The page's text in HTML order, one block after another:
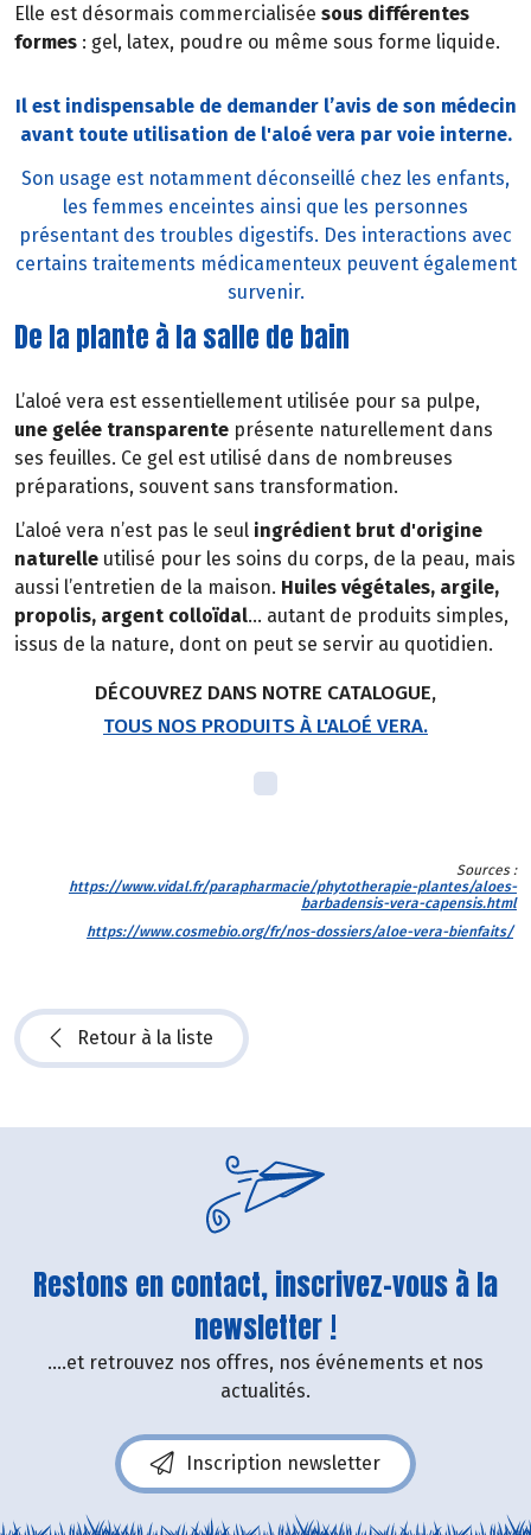
Elle est désormais commercialisée sous différentes
formes : gel, latex, poudre ou même sous forme liquide.
Il est indispensable de demander l’avis de son médecin
avant toute utilisation de l'aloé vera par voie interne.
Son usage est notamment déconseillé chez les enfants,
les femmes enceintes ainsi que les personnes
présentant des troubles digestifs. Des interactions avec
certains traitements médicamenteux peuvent également
survenir.
De la plante à la salle de bain
L’aloé vera est essentiellement utilisée pour sa pulpe,
une gelée transparente présente naturellement dans
ses feuilles. Ce gel est utilisé dans de nombreuses
préparations, souvent sans transformation.
L’aloé vera n’est pas le seul ingrédient brut d'origine
naturelle utilisé pour les soins du corps, de la peau, mais
aussi l’entretien de la maison. Huiles végétales, argile,
propolis, argent colloïdal… autant de produits simples,
issus de la nature, dont on peut se servir au quotidien.
DÉCOUVREZ DANS NOTRE CATALOGUE,
TOUS NOS PRODUITS À L'ALOÉ VERA.
Sources :
https://www.vidal.fr/parapharmacie/phytotherapie-plantes/aloes-
barbadensis-vera-capensis.html
https://www.cosmebio.org/fr/nos-dossiers/aloe-vera-bienfaits/
Retour à la liste
Restons en contact, inscrivez-vous à la
newsletter !
....et retrouvez nos offres, nos événements et nos
actualités.
Inscription newsletter